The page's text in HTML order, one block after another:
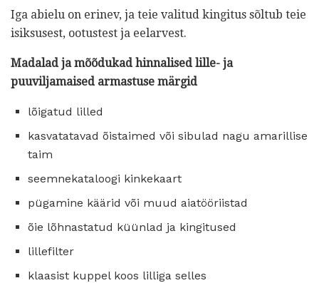
Iga abielu on erinev, ja teie valitud kingitus sõltub teie
isiksusest, ootustest ja eelarvest.
Madalad ja mõõdukad hinnalised lille- ja
puuviljamaised armastuse märgid
lõigatud lilled
kasvatatavad õistaimed või sibulad nagu amarillise
taim
seemnekataloogi kinkekaart
pügamine käärid või muud aiatööriistad
õie lõhnastatud küünlad ja kingitused
lillefilter
klaasist kuppel koos lilliga selles